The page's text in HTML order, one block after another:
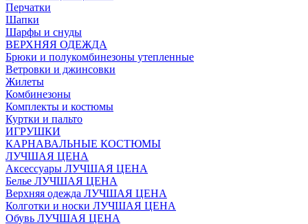
Перчатки
Шапки
Шарфы и снуды
ВЕРХНЯЯ ОДЕЖДА
Брюки и полукомбинезоны утепленные
Ветровки и джинсовки
Жилеты
Комбинезоны
Комплекты и костюмы
Куртки и пальто
ИГРУШКИ
КАРНАВАЛЬНЫЕ КОСТЮМЫ
ЛУЧШАЯ ЦЕНА
Аксессуары ЛУЧШАЯ ЦЕНА
Белье ЛУЧШАЯ ЦЕНА
Верхняя одежда ЛУЧШАЯ ЦЕНА
Колготки и носки ЛУЧШАЯ ЦЕНА
Обувь ЛУЧШАЯ ЦЕНА